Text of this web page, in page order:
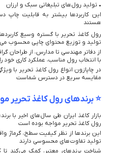
• تولید رول‌های تبلیغاتی سبک و ارزان
این کاربردها بیشتر به قابلیت چاپ
هستند
رول کاغذ تحریر با گستره وسیع
تولید و توزیع محتوای چاپی محسوب
از دفاتر مهندسی تا مدارس، از طراحان
با انتخاب رول مناسب، عملکرد کاری خود
در چاپازون انواع رول کاغذ تحریر با
مقایسه سریع در دسترس شماست
⭐ برندهای رول کاغذ تحریر
بازار کاغذ ایران طی سال‌های اخیر با
رول کاغذ تحریر مواجه بوده است
این برندها از نظر کیفیت سطح، گرماژ
تولید تفاوت‌های محسوسی دارند
شناخت برندهای معتبر، کمک می‌کند تا